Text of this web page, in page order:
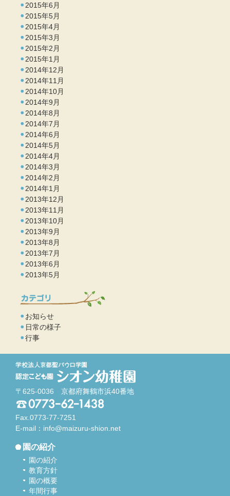
2015年6月
2015年5月
2015年4月
2015年3月
2015年2月
2015年1月
2014年12月
2014年11月
2014年10月
2014年9月
2014年8月
2014年7月
2014年6月
2014年5月
2014年4月
2014年3月
2014年2月
2014年1月
2013年12月
2013年11月
2013年10月
2013年9月
2013年8月
2013年7月
2013年6月
2013年5月
お知らせ
日常の様子
行事
〒625-0036 京都府舞鶴市浜40番地
Fax.0773-77-7251
E-mail： info@maizuru-shion.net
園の紹介
園の紹介
教育方針
園の概要
年間行事